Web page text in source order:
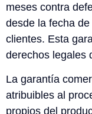
meses contra
desde la fecha
clientes. Esta
derechos legales
La garantía
atribuibles al
propios del